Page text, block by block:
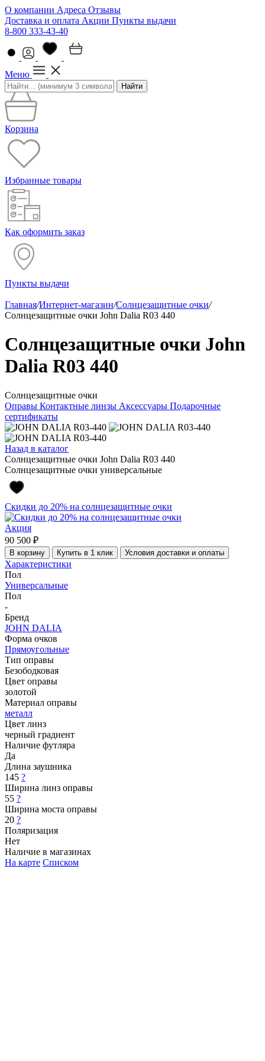
О компании Адреса Отзывы
Доставка и оплата Акции Пункты выдачи
8-800 333-43-40
Меню
Найти
Корзина
Избранные товары
Как оформить заказ
Пункты выдачи
Главная/Интернет-магазин/Солнцезащитные очки/
Солнцезащитные очки John Dalia R03 440
Солнцезащитные очки John
Dalia R03 440
Солнцезащитные очки
Оправы Контактные линзы Аксессуары Подарочные
сертификаты
Назад в каталог
Солнцезащитные очки John Dalia R03 440
Солнцезащитные очки универсальные
Скидки до 20% на солнцезащитные очки
Акция
90 500 ₽
В корзину Купить в 1 клик Условия доставки и оплаты
Характеристики
Пол
Универсальные
Пол
-
Бренд
JOHN DALIA
Форма очков
Прямоугольные
Тип оправы
Безободковая
Цвет оправы
золотой
Материал оправы
металл
Цвет линз
черный градиент
Наличие футляра
Да
Длина заушника
145 ?
Ширина линз оправы
55 ?
Ширина моста оправы
20 ?
Поляризация
Нет
Наличие в магазинах
На карте Списком